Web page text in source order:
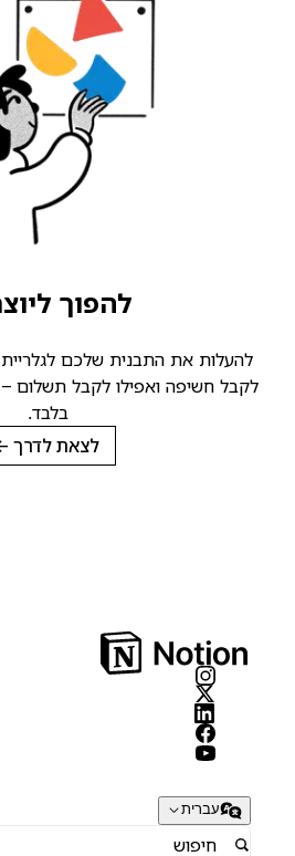
להפוך
לקבל חשיפה ואפילו לקבל תשלום
בלבד.
לצאת לדרך
עברית